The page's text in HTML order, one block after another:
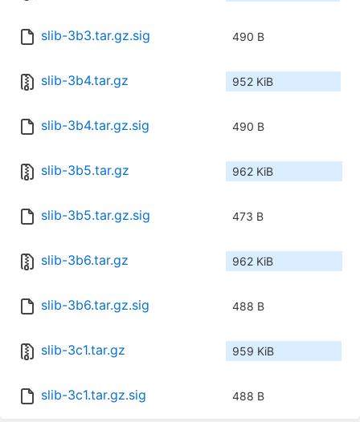
slib-3b3.tar.gz.sig 490 B
slib-3b4.tar.gz 952 KiB
slib-3b4.tar.gz.sig 490 B
slib-3b5.tar.gz 962 KiB
slib-3b5.tar.gz.sig 473 B
slib-3b6.tar.gz 962 KiB
slib-3b6.tar.gz.sig 488 B
slib-3c1.tar.gz 959 KiB
slib-3c1.tar.gz.sig 488 B